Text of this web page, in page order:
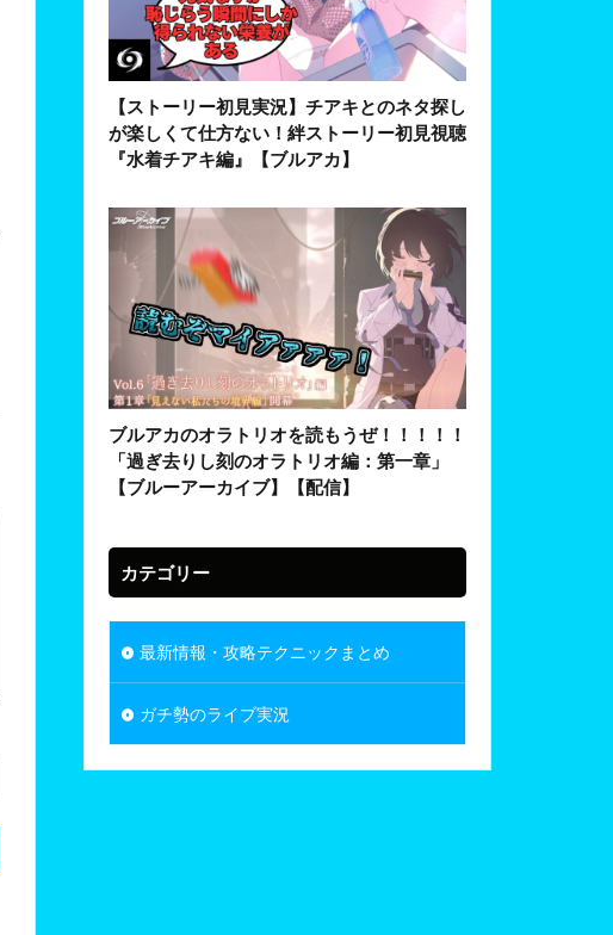
【ストーリー初見実況】チアキとのネタ探し
が楽しくて仕方ない！絆ストーリー初見視聴
『水着チアキ編』【ブルアカ】
ブルアカのオラトリオを読もうぜ！！！！！
「過ぎ去りし刻のオラトリオ編：第一章」
【ブルーアーカイブ】【配信】
カテゴリー
最新情報・攻略テクニックまとめ
ガチ勢のライブ実況